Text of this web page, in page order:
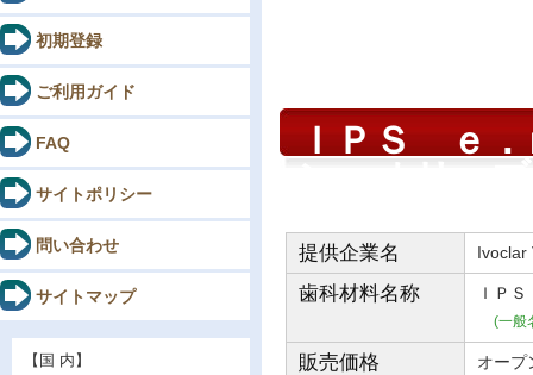
ＩＰＳ ｅ
提供企業名 Ivoclar
歯科材料名称 ＩＰ
(一般
販売価格 オープ
初期登録
ご利用ガイド
FAQ
サイトポリシー
問い合わせ
サイトマップ
【国 内】